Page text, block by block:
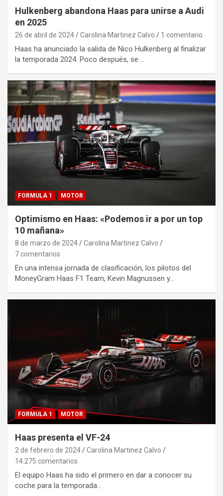
Hulkenberg abandona Haas para unirse a Audi
en 2025
26 de abril de 2024 Carolina Martinez Calvo 1 comentario
Haas ha anunciado la salida de Nico Hulkenberg al finalizar
la temporada 2024. Poco después, se …
FORMULA 1 MOTOR
Optimismo en Haas: «Podemos ir a por un top
10 mañana»
8 de marzo de 2024
Carolina Martinez Calvo
7 comentarios
En una intensa jornada de clasificación, los pilotos del
MoneyGram Haas F1 Team, Kevin Magnussen y…
FORMULA 1 MOTOR
Haas presenta el VF-24
2 de febrero de 2024
Carolina Martinez Calvo
14.275 comentarios
El equipo Haas ha sido el primero en dar a conocer su
coche para la temporada…